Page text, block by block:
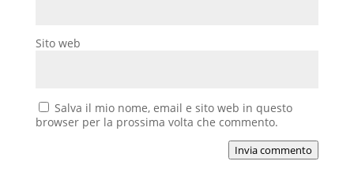
Sito web
Salva il mio nome, email e sito web in questo
browser per la prossima volta che commento.
Invia commento